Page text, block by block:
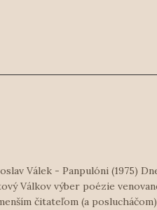
Válek - Panpulóni (1975)
Válkov výber poézie
čitateľom (a